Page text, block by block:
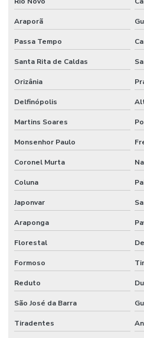
Araporã
Passa Tempo
Santa Rita de Caldas
Orizânia
Delfinópolis
Martins Soares
Monsenhor Paulo
Coronel Murta
Coluna
Japonvar
Araponga
Florestal
Formoso
Reduto
São José da Barra
Tiradentes